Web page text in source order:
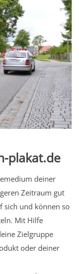
plakat.de
deiner
Zeitraum gut
sich und können so
Mit Hilfe
Zielgruppe
oder deiner